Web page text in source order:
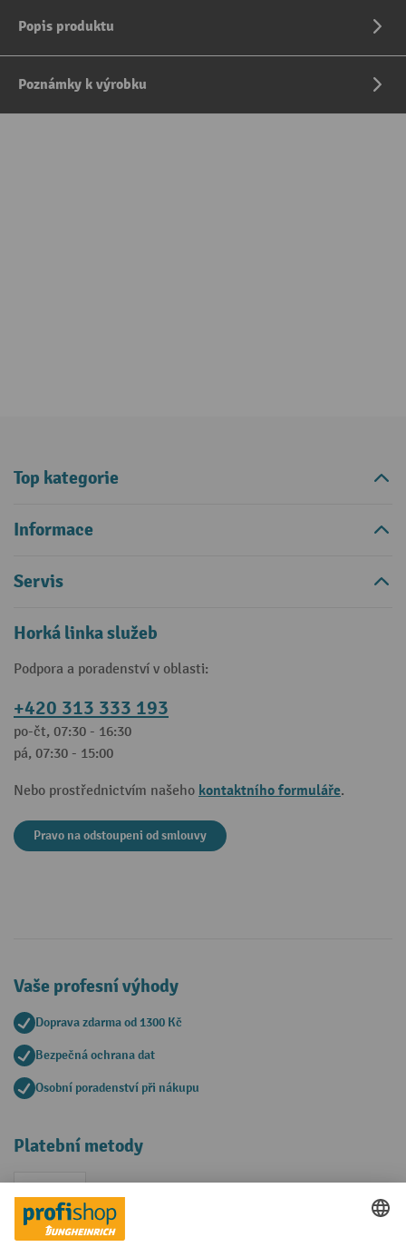
Popis produktu
Poznámky k výrobku
Top kategorie
Informace
Servis
Horká linka služeb
Podpora a poradenství v oblasti:
+420 313 333 193
po-čt, 07:30 - 16:30
pá, 07:30 - 15:00
Nebo prostřednictvím našeho kontaktního formuláře.
Pravo na odstoupeni od smlouvy
Vaše profesní výhody
Doprava zdarma od 1300 Kč
Bezpečná ochrana dat
Osobní poradenství při nákupu
Platební metody
Faktura